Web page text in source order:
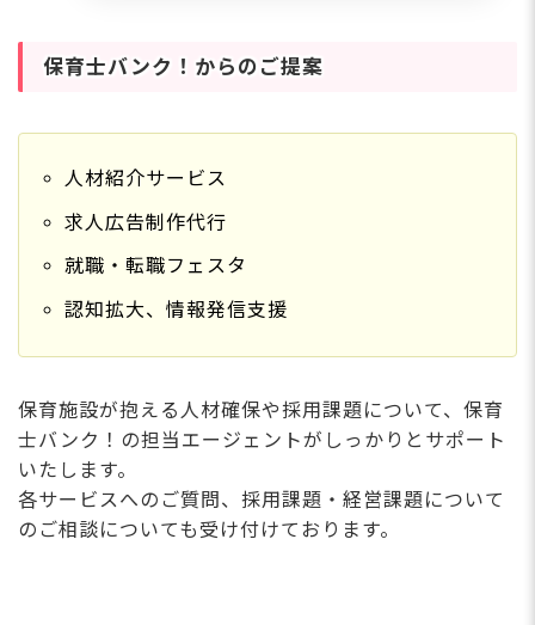
保育士バンク！からのご提案
人材紹介サービス
求人広告制作代行
就職・転職フェスタ
認知拡大、情報発信支援
保育施設が抱える人材確保や採用課題について、保育
士バンク！の担当エージェントがしっかりとサポート
いたします。
各サービスへのご質問、採用課題・経営課題について
のご相談についても受け付けております。